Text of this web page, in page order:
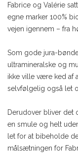
Fabrice og Valérie
egne marker 100%
vejen igennem – fra
Som gode jura-
ultramineralske og
ikke ville være ked af
selvfølgelig også let
Derudover bliver det
en smule og helt
let for at bibeholde
målsætningen for